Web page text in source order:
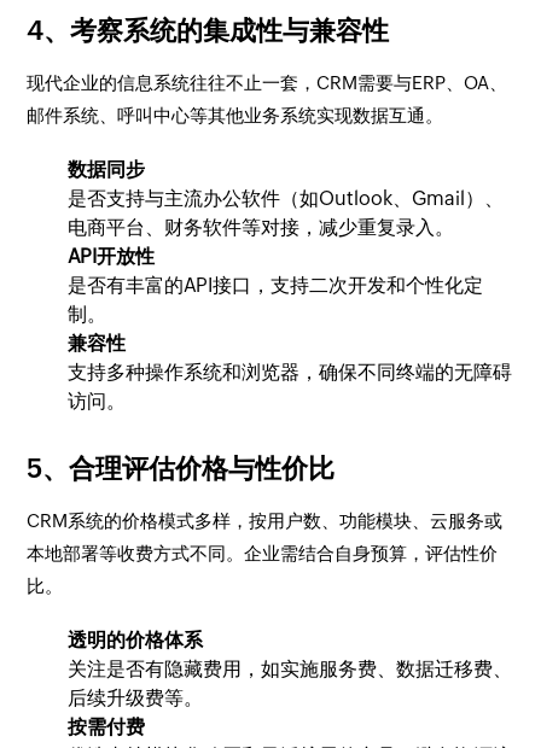
4、考察系统的集成性与兼容性
现代企业的信息系统往往不止一套，CRM需要与ERP、OA、
邮件系统、呼叫中心等其他业务系统实现数据互通。
数据同步
是否支持与主流办公软件（如Outlook、Gmail）、
电商平台、财务软件等对接，减少重复录入。
API开放性
是否有丰富的API接口，支持二次开发和个性化定
制。
兼容性
支持多种操作系统和浏览器，确保不同终端的无障碍
访问。
5、合理评估价格与性价比
CRM系统的价格模式多样，按用户数、功能模块、云服务或
本地部署等收费方式不同。企业需结合自身预算，评估性价
比。
透明的价格体系
关注是否有隐藏费用，如实施服务费、数据迁移费、
后续升级费等。
按需付费